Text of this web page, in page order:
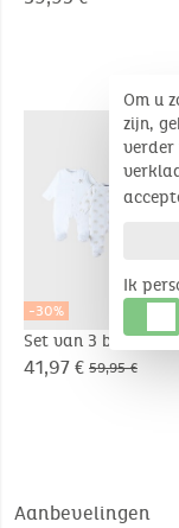
-30%
Set van 3 baby
pyjama’s, jersey
41,97 € 59,95 €
Aanbevelingen
Om u
zijn,
verder
Ik